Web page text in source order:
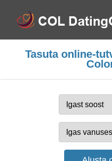
Tasuta online-